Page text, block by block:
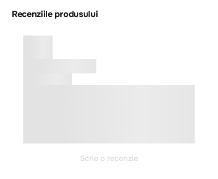
Recenziile produsului
Scrie o recenzie